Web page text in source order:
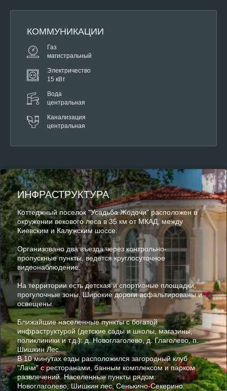
КОММУНИКАЦИИ
Газ
магистральный
Электричество
15 кВт
Вода
центральная
Канализация
центральная
ИНФРАСТРУКТУРА
Коттеджный поселок "Усадьба Жодочи" расположен в
окружении векового леса в 35 км от МКАД, между
Киевским и Калужским шоссе.
Организовано два въезда через контрольно-
пропускные пункты, ведется круглосуточное
видеонаблюдение.
На территории есть детская и спортивные площадки,
прогулочные зоны. Широкие дороги асфальтированы и
освещены.
Ближайшие населенные пункты с богатой
инфраструктурой (детские сады и школы, магазины,
поликлиники и т.д.): д. Новоглаголево, д. Глаголево, п.
Шишкин Лес.
В 10 минутах езды расположился загородный клуб
"Лачи" с ресторанами, банным комплексом и парком
развлечений. Населенные пункты рядом:
Новоглаголево, Шишкин лес, Сенькино-Секерино.